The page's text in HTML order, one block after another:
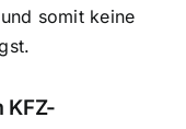
somit keine
KFZ-